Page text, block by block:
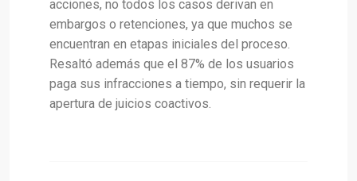
acciones, no todos los casos derivan en
embargos o retenciones, ya que muchos se
encuentran en etapas iniciales del proceso.
Resaltó además que el 87% de los usuarios
paga sus infracciones a tiempo, sin requerir la
apertura de juicios coactivos.